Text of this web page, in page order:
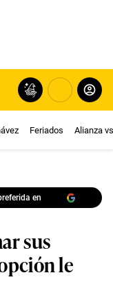
Feriados Alianza
en
sus
le